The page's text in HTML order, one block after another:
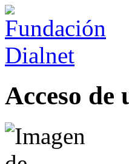
Acceso de